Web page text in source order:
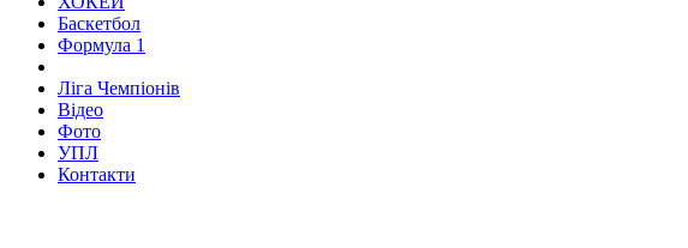
Баскетбол
Формула 1
Ліга Чемпіонів
Відео
Фото
УПЛ
Контакти